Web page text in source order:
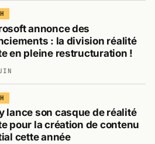
annonce des
: la division réalité
en pleine restructuration !
lance son casque de réalité
pour la création de contenu
cette année